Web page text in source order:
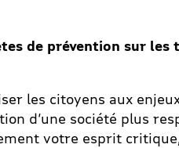
de prévention sur
les citoyens aux
d’une société plus
votre esprit